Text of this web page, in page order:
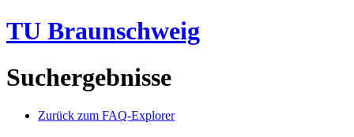
TU Braunschweig
Suchergebnisse
Zurück zum FAQ-Explorer